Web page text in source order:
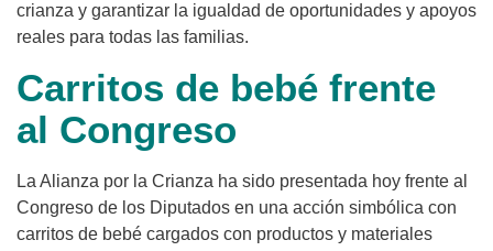
crianza y garantizar la igualdad de oportunidades y apoyos
reales para todas las familias.
Carritos de bebé frente
al Congreso
La Alianza por la Crianza ha sido presentada hoy frente al
Congreso de los Diputados en una acción simbólica con
carritos de bebé cargados con productos y materiales